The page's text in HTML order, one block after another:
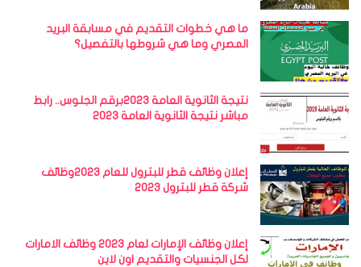
ما هي خطوات التقديم في مسابقة البريد
المصري وما هي شروطها بالتفصيل؟
نتيجة الثانوية العامة 2023برقم الجلوس.. رابط
مباشر نتيجة الثانوية العامة 2023
إعلان وظائف قطر للبترول للعام 2023وظائف
شركة قطر للبترول 2023
إعلان وظائف الإمارات لعام 2023 وظائف الامارات
لكل الجنسيات والتقديم اون لاين